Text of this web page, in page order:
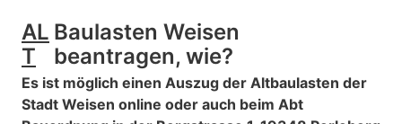
AL
T
Baulasten Weisen
beantragen, wie?
Es ist möglich einen Auszug der Altbaulasten der
Stadt Weisen online oder auch beim Abt